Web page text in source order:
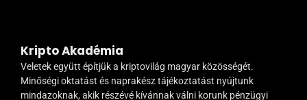
Kripto Akadémia
Veletek együtt építjük a kriptovilág magyar közösségét.
Minőségi oktatást és naprakész tájékoztatást nyújtunk
mindazoknak, akik részévé kívánnak válni korunk pénzügyi